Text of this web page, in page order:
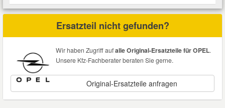
Ersatzteil nicht gefunden?
Wir haben Zugriff aufalle Original-Ersatzteile für OPEL.
Unsere Kfz-Fachberater beraten Sie gerne.
Original-Ersatzteile anfragen
Karosserieteile
Räder und Reifen
Riementrieb
Scheibenreinigung
Leitungsverbinder
Motortechnik Werkzeuge
Prüf- und Messwerkzeuge
Reparatur-Zubehör
Nachrüstwischer
Pannenhilfe
Reifen Zubehör
Schlüsselgehäuse
Chevrolet Ersatzteile
Chrysler Ersatzteile
Cupra Ersatzteile